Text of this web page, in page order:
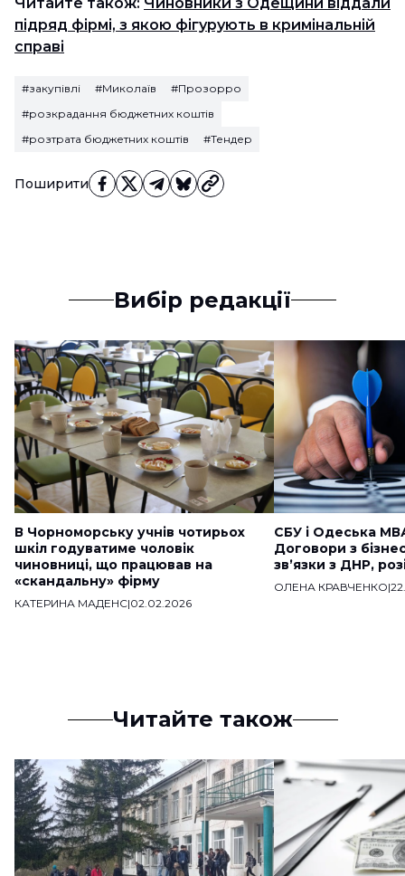
Поширити
підряд фірмі, з якою фігурують в кримінальній
справі
#закупівлі #Миколаїв
#Прозорро
#розкрадання бюджетних коштів
#розтрата бюджетних коштів
#Тендер
Вибір редакції
В Чорноморську учнів чотирьох
шкіл годуватиме чоловік
чиновниці, що працював на
«скандальну» фірму
КАТЕРИНА МАДЕНС|02.02.2026
СБУ і Одеська
Договори з
звʼязки з ДНР,
ОЛЕНА КРАВЧЕНКО|
Читайте також